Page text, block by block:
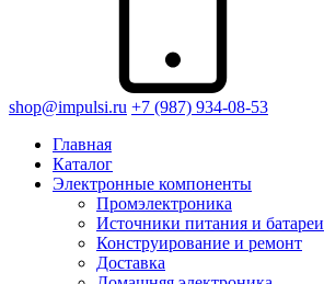
shop@impulsi.ru +7 (987) 934-08-53
Главная
Каталог
Электронные компоненты
Промэлектроника
Источники питания и батареи
Конструирование и ремонт
Доставка